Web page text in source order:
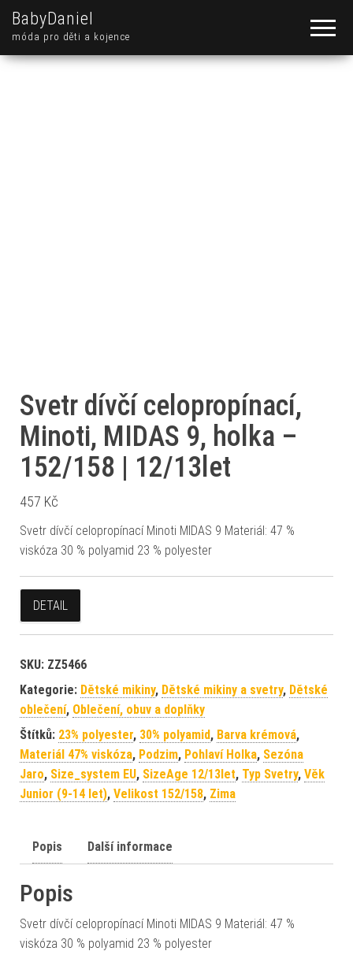
BabyDaniel
móda pro děti a kojence
Svetr dívčí celopropínací,
Minoti, MIDAS 9, holka –
152/158 | 12/13let
457 Kč
Svetr dívčí celopropínací Minoti MIDAS 9 Materiál: 47 %
viskóza 30 % polyamid 23 % polyester
DETAIL
SKU: ZZ5466
Kategorie: Dětské mikiny, Dětské mikiny a svetry, Dětské
oblečení, Oblečení, obuv a doplňky
Štítků: 23% polyester, 30% polyamid, Barva krémová,
Materiál 47% viskóza, Podzim, Pohlaví Holka, Sezóna
Jaro, Size_system EU, SizeAge 12/13let, Typ Svetry, Věk
Junior (9-14 let), Velikost 152/158, Zima
Popis Další informace
Popis
Svetr dívčí celopropínací Minoti MIDAS 9 Materiál: 47 %
viskóza 30 % polyamid 23 % polyester